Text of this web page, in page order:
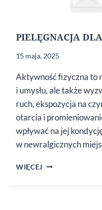
PIELĘGNACJA
15 maja, 2025
Aktywność fizyczna to
i umysłu, ale także
ruch, ekspozycja na
otarcia i
wpływać na jej
w newralgicznych
WIĘCEJ PIELĘGNACJA